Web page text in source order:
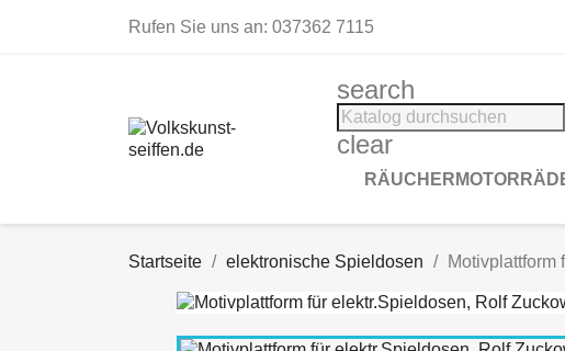
Rufen Sie uns an: 037362 7115
search
clear
Startseite elektronische Spieldosen Motivplattform